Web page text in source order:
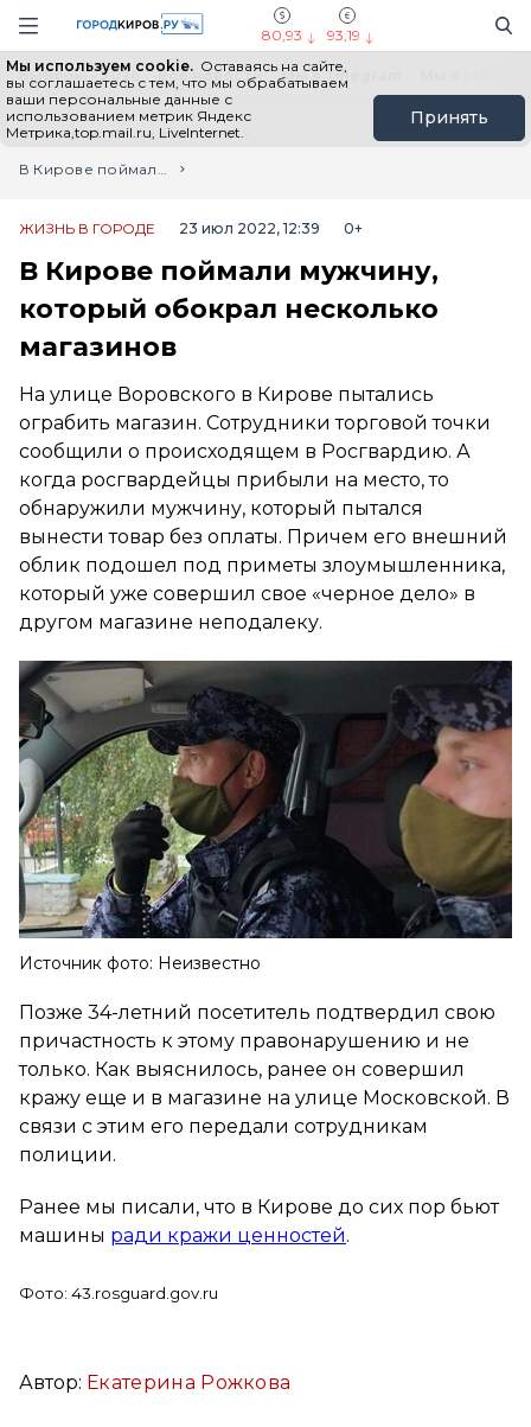
Навигация сайта
80,93 93,19
Мы используем cookie. Оставаясь на сайте,
вы соглашаетесь с тем, что мы обрабатываем
ваши персональные данные с
использованием метрик Яндекс
Метрика,top.mail.ru, LiveInternet.
Принять
Выборы - 2026 Все новости Мы в Telegram
Главная
Лента новостей
В Кирове поймали мужчину, который обокрал несколько магазинов
ЖИЗНЬ В ГОРОДЕ 23 июл 2022, 12:39 0+
В Кирове поймали мужчину,
который обокрал несколько
магазинов
На улице Воровского в Кирове пытались
ограбить магазин. Сотрудники торговой точки
сообщили о происходящем в Росгвардию. А
когда росгвардейцы прибыли на место, то
обнаружили мужчину, который пытался
вынести товар без оплаты. Причем его внешний
облик подошел под приметы злоумышленника,
который уже совершил свое «черное дело» в
другом магазине неподалеку.
Источник фото: Неизвестно
Позже 34-летний посетитель подтвердил свою
причастность к этому правонарушению и не
только. Как выяснилось, ранее он совершил
кражу еще и в магазине на улице Московской. В
связи с этим его передали сотрудникам
полиции.
Ранее мы писали, что в Кирове до сих пор бьют
машины ради кражи ценностей.
Фото: 43.rosguard.gov.ru
Автор: Екатерина Рожкова